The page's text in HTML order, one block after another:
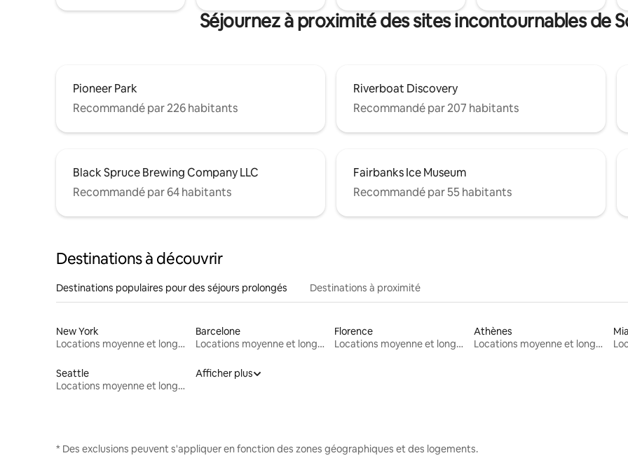
Séjournez à proximité des sites incontournables de
Pioneer Park
Recommandé par 226 habitants
Riverboat Discovery
Recommandé par 207 habitants
Black Spruce Brewing Company LLC
Recommandé par 64 habitants
Fairbanks Ice Museum
Recommandé par 55 habitants
Destinations à découvrir
Destinations populaires pour des séjours prolongés Destinations à proximité
New York
Locations moyenne et longue durée
Barcelone
Locations moyenne et longue durée
Florence
Locations moyenne et longue durée
Athènes
Locations moyenne et longue durée
Seattle
Locations moyenne et longue durée
Afficher plus
* Des exclusions peuvent s'appliquer en fonction des zones géographiques et des logements.